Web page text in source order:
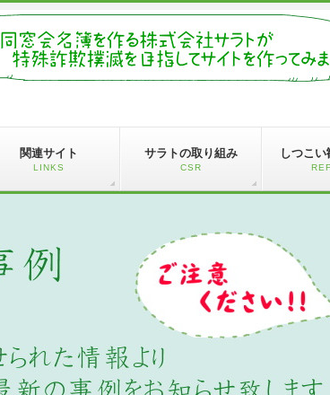
関連サイト
LINKS
サラトの取り組み
CSR
しつこい